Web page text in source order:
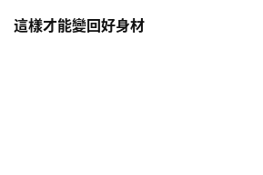
這樣才能變回好身材